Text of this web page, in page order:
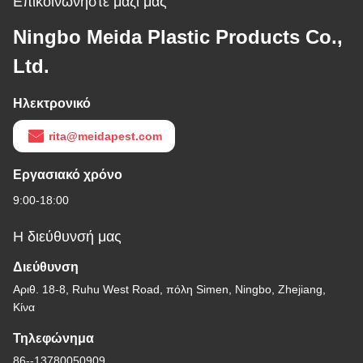
Ningbo Meida Plastic Products Co.,
Ltd.
Ηλεκτρονικό
rita@meidapest.com
Εργασιακό χρόνο
9:00-18:00
Η διεύθυνσή μας
Διεύθυνση
Αριθ. 18-8, Ruhu West Road, πόλη Simen, Ningbo, Zhejiang,
Κίνα
Τηλεφώνημα